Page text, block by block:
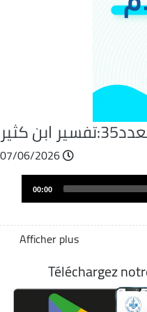
ابن كثير
00:00
Afficher plus
Téléchargez